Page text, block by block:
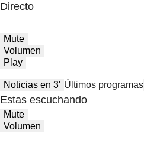
Directo
Mute
Volumen
Play
Noticias en 3′ Últimos programas
Estas escuchando
Mute
Volumen